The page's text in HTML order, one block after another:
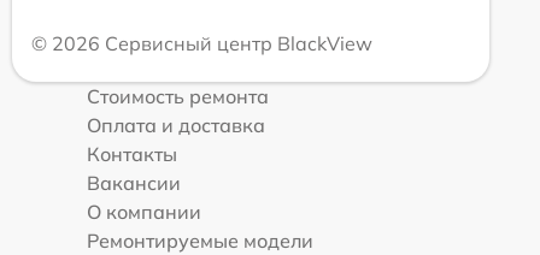
© 2026 Сервисный центр BlackView
Стоимость ремонта
Оплата и доставка
Контакты
Вакансии
О компании
Ремонтируемые модели